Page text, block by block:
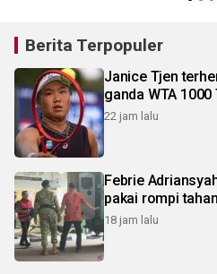
Berita Terpopuler
Janice Tjen
ganda WTA
22 jam lalu
Febrie
pakai rompi
18 jam lalu